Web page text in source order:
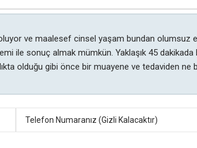
ve maalesef cinsel yaşam bundan olumsuz
ile sonuç almak mümkün. Yaklaşık 45
olduğu gibi önce bir muayene ve tedaviden ne